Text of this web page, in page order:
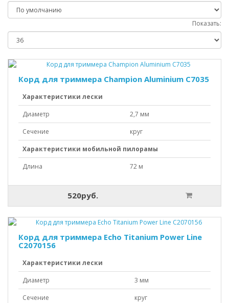
Показать:
Корд для триммера Champion Aluminium C7035
Характеристики лески
Диаметр
2,7 мм
Сечение
круг
Характеристики мобильной пилорамы
Длина
72 м
520руб.
Корд для триммера Echo Titanium Power Line
C2070156
Характеристики лески
Диаметр
3 мм
Сечение
круг